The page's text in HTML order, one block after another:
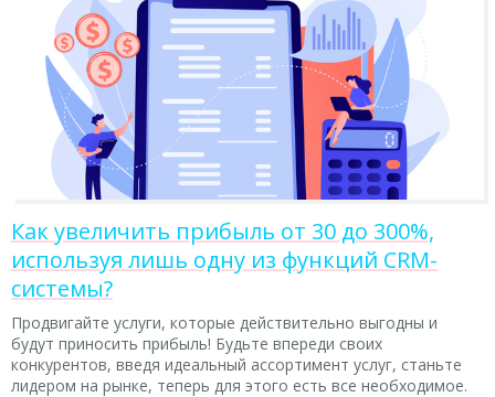
Как увеличить прибыль от 30 до 300%,
используя лишь одну из функций CRM-
системы?
Продвигайте услуги, которые действительно выгодны и
будут приносить прибыль! Будьте впереди своих
конкурентов, введя идеальный ассортимент услуг, станьте
лидером на рынке, теперь для этого есть все необходимое.